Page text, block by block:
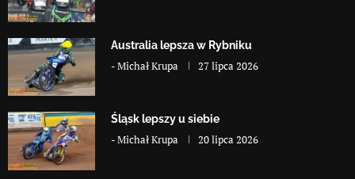
Australia lepsza w Rybniku
-Michał Krupa 27 lipca 2026
Śląsk lepszy u siebie
-Michał Krupa 20 lipca 2026